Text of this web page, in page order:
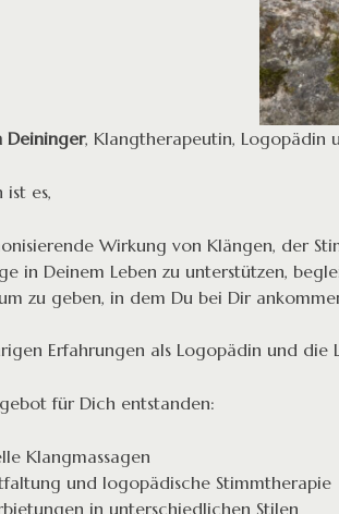
Deininger, Klangtherapeutin, Logopädin
es,
Wirkung von Klängen, der
in Deinem Leben zu unterstützen,
zu geben, in dem Du bei Dir
Erfahrungen als Logopädin und
für Dich entstanden:
Klangmassagen
und logopädische Stimmtherapie
in unterschiedlichen Stilen